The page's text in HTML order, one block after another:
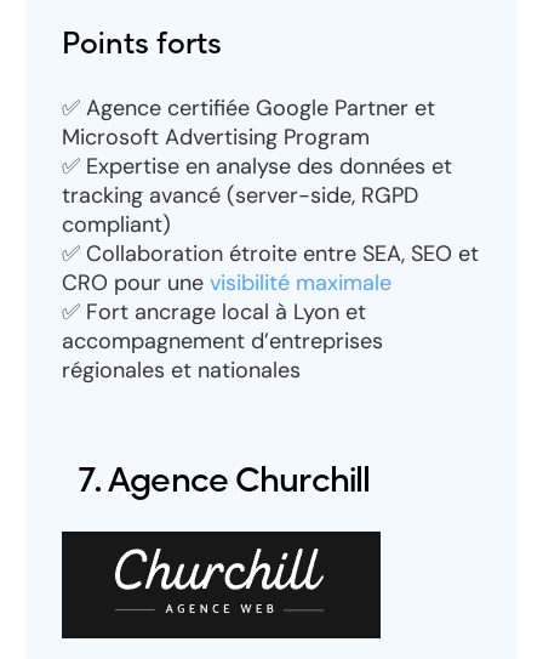
Points forts
✅ Agence certifiée Google Partner et
Microsoft Advertising Program
✅ Expertise en analyse des données et
tracking avancé (server-side, RGPD
compliant)
✅ Collaboration étroite entre SEA, SEO et
CRO pour une visibilité maximale
✅ Fort ancrage local à Lyon et
accompagnement d’entreprises
régionales et nationales
7. Agence Churchill